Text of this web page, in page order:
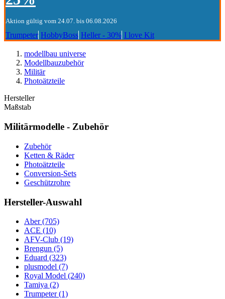
Aktion gültig vom 24.07. bis 06.08.2026
Trumpeter HobbyBoss Heller - 30% I love Kit
modellbau universe
Modellbauzubehör
Militär
Photoätzteile
Hersteller
Maßstab
Militärmodelle - Zubehör
Zubehör
Ketten & Räder
Photoätzteile
Conversion-Sets
Geschützrohre
Hersteller-Auswahl
Aber(705)
ACE (10)
AFV-Club (19)
Brengun (5)
Eduard (323)
plusmodel (7)
Royal Model (240)
Tamiya (2)
Trumpeter(1)